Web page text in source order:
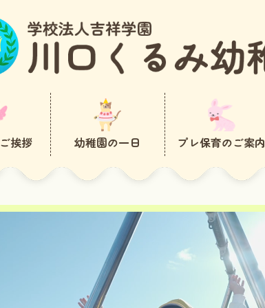
挨拶 幼稚園の一日 プレ保育のご案内